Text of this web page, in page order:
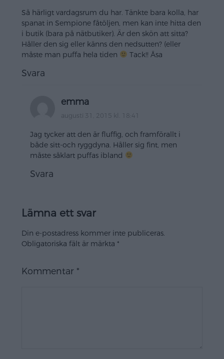
Så härligt vardagsrum du har. Tänkte bara kolla, har
spanat in Sempione fåtöljen, men kan inte hitta den
i butik (bara på nätbutiker). Är den skön att sitta?
Håller den sig eller känns den nedsutten? (eller
måste man puffa hela tiden
Tack!! Åsa
Svara
emma
augusti 31, 2015 kl. 18:41
Jag tycker att den är fluffig, och framförallt i
både sitt-och ryggdyna. Håller sig fint, men
måste såklart puffas ibland
Svara
Lämna ett svar
Din e-postadress kommer inte publiceras.
Obligatoriska fält är märkta *
Kommentar *